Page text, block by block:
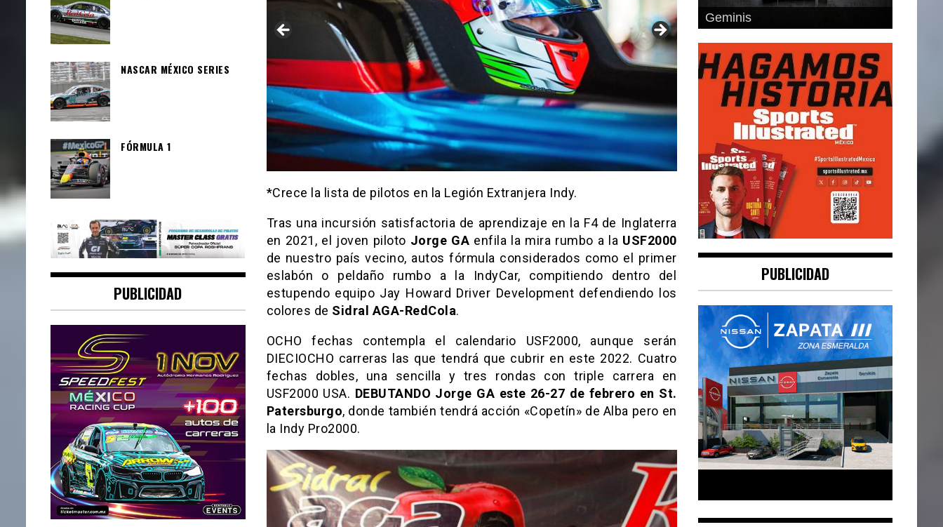
*Crece la lista de pilotos en la Legión Extranjera Indy.
Tras una incursión satisfactoria de aprendizaje en la F4 de Inglaterra
en 2021, el joven piloto Jorge GA enfila la mira rumbo a la USF2000
de nuestro país vecino, autos fórmula considerados como el primer
eslabón o peldaño rumbo a la IndyCar, compitiendo dentro del
estupendo equipo Jay Howard Driver Development defendiendo los
colores de Sidral AGA-RedCola.
OCHO fechas contempla el calendario USF2000, aunque serán
DIECIOCHO carreras las que tendrá que cubrir en este 2022. Cuatro
fechas dobles, una sencilla y tres rondas con triple carrera en
USF2000 USA. DEBUTANDO Jorge GA este 26-27 de febrero en St.
Patersburgo, donde también tendrá acción «Copetín» de Alba pero en
la Indy Pro2000.
NASCAR MÉXICO SERIES
FÓRMULA 1
PUBLICIDAD
Geminis
PUBLICIDAD